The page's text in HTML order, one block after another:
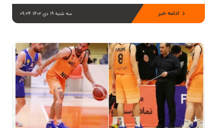
سه شنبه 19 دی 1402 09:24 ادامه خبر